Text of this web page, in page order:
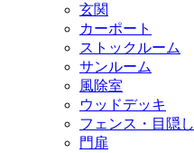
玄関
カーポート
ストックルーム
サンルーム
風除室
ウッドデッキ
フェンス・目隠し
門扉